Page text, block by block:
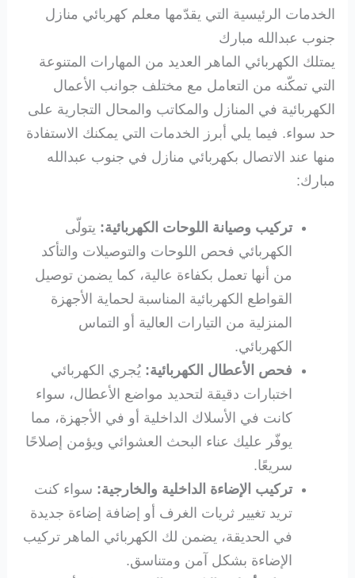
الخدمات الرئيسية التي يقدّمها معلم كهربائي منازل
جنوب عبدالله مبارك
يمتلك الكهربائي الماهر العديد من المهارات المتنوعة
التي تمكّنه من التعامل مع مختلف جوانب الأعمال
الكهربائية في المنازل والمكاتب والمحال التجارية على
حد سواء. فيما يلي أبرز الخدمات التي يمكنك الاستفادة
منها عند الاتصال بكهربائي منازل في جنوب عبدالله
مبارك:
تركيب وصيانة اللوحات الكهربائية: يتولّى
الكهربائي فحص اللوحات والتوصيلات والتأكد
من أنها تعمل بكفاءة عالية، كما يضمن توصيل
القواطع الكهربائية المناسبة لحماية الأجهزة
المنزلية من التيارات العالية أو التماس
الكهربائي.
فحص الأعطال الكهربائية: يُجري الكهربائي
اختبارات دقيقة لتحديد مواضع الأعطال، سواء
كانت في الأسلاك الداخلية أو في الأجهزة، مما
يوفّر عليك عناء البحث العشوائي ويؤمن إصلاحًا
سريعًا.
تركيب الإضاءة الداخلية والخارجية: سواء كنت
تريد تغيير ثريات الغرف أو إضافة إضاءة جديدة
في الحديقة، يضمن لك الكهربائي الماهر تركيب
الإضاءة بشكل آمن ومتناسق.